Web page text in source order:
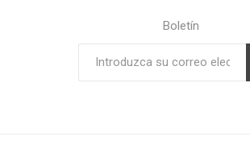
Boletín